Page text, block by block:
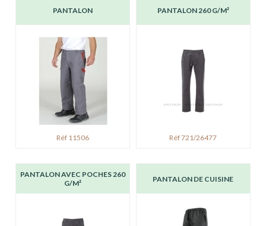
PANTALON
Réf 11506
PANTALON 260 G/M²
Réf 721/26477
PANTALON AVEC POCHES 260
G/M²
PANTALON DE CUISINE